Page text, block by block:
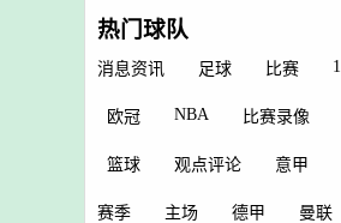
热门球队
消息资讯 足球 比赛 1
欧冠 NBA 比赛录像
篮球 观点评论 意甲
赛季 主场 德甲 曼联